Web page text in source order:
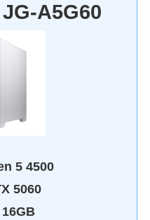
A5G60
5 4500
5060